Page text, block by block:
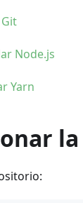
Node.js
Yarn